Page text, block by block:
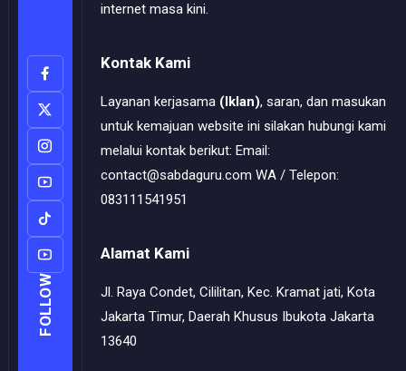
FOLLOW
internet masa kini.
Kontak Kami
Layanan kerjasama (Iklan), saran, dan masukan
untuk kemajuan website ini silakan hubungi kami
melalui kontak berikut: Email:
contact@sabdaguru.com WA / Telepon:
083111541951
Alamat Kami
Jl. Raya Condet, Cililitan, Kec. Kramat jati, Kota
Jakarta Timur, Daerah Khusus Ibukota Jakarta
13640